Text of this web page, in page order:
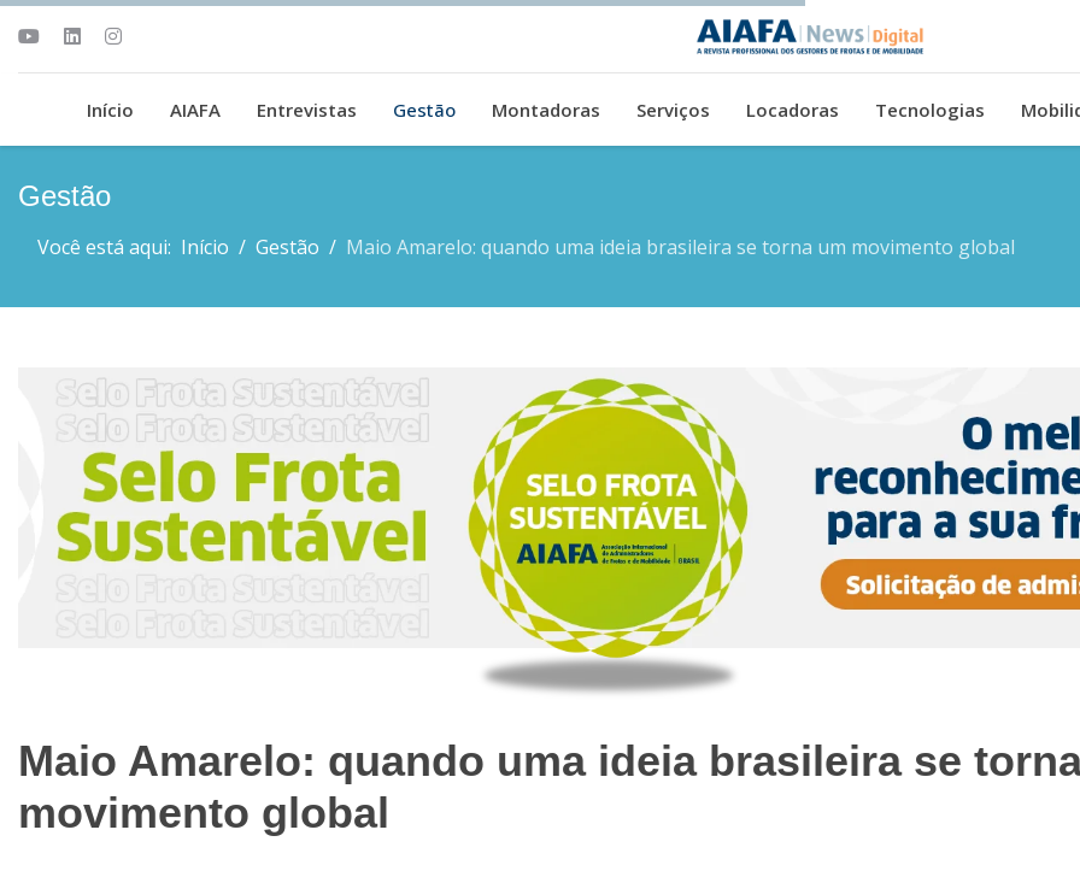
Início AIAFA Entrevistas Gestão Montadoras Serviços Locadoras Tecnologias
Gestão
Você está aqui: Início Gestão Maio Amarelo: quando uma ideia brasileira se torna um movimento global
Maio Amarelo: quando uma ideia brasileira se
movimento global